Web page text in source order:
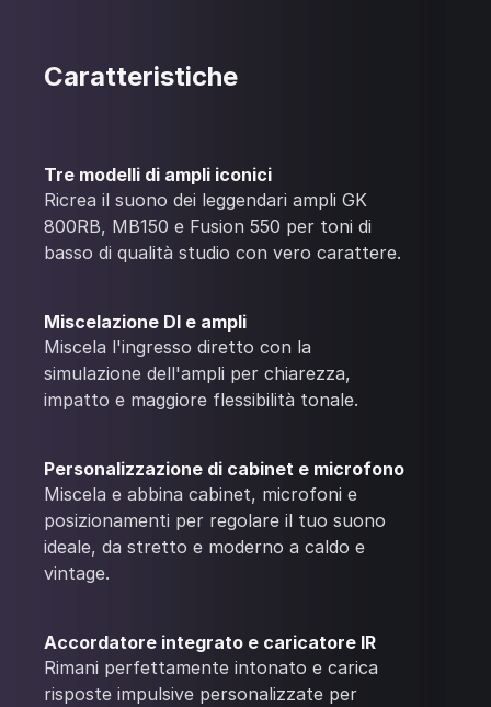
Caratteristiche
Tre modelli di ampli iconici
Ricrea il suono dei leggendari ampli GK
800RB, MB150 e Fusion 550 per toni di
basso di qualità studio con vero carattere.
Miscelazione DI e ampli
Miscela l'ingresso diretto con la
simulazione dell'ampli per chiarezza,
impatto e maggiore flessibilità tonale.
Personalizzazione di cabinet e microfono
Miscela e abbina cabinet, microfoni e
posizionamenti per regolare il tuo suono
ideale, da stretto e moderno a caldo e
vintage.
Accordatore integrato e caricatore IR
Rimani perfettamente intonato e carica
risposte impulsive personalizzate per